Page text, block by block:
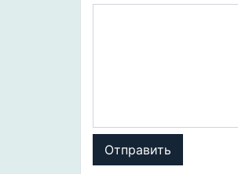
Отправить